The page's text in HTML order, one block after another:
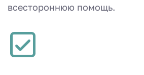
всестороннюю помощь.